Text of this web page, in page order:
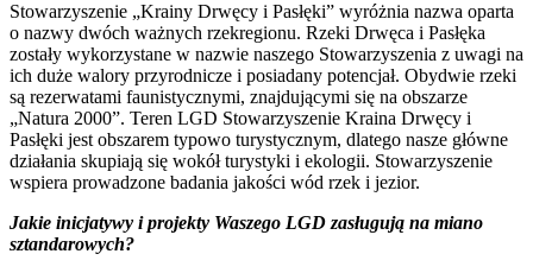
Stowarzyszenie „Krainy Drwęcy i Pasłęki” wyróżnia nazwa oparta
o nazwy dwóch ważnych rzekregionu. Rzeki Drwęca i Pasłęka
zostały wykorzystane w nazwie naszego Stowarzyszenia z uwagi na
ich duże walory przyrodnicze i posiadany potencjał. Obydwie rzeki
są rezerwatami faunistycznymi, znajdującymi się na obszarze
„Natura 2000”. Teren LGD Stowarzyszenie Kraina Drwęcy i
Pasłęki jest obszarem typowo turystycznym, dlatego nasze główne
działania skupiają się wokół turystyki i ekologii. Stowarzyszenie
wspiera prowadzone badania jakości wód rzek i jezior.
Jakie inicjatywy i projekty Waszego LGD zasługują na miano
sztandarowych?